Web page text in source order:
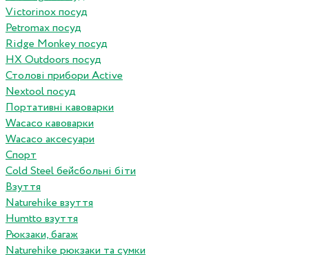
Victorinox посуд
Petromax посуд
Ridge Monkey посуд
HX Outdoors посуд
Столові прибори Active
Nextool посуд
Портативні кавоварки
Wacaco кавоварки
Wacaco аксесуари
Спорт
Cold Steel бейсбольні біти
Взуття
Naturehike взуття
Humtto взуття
Рюкзаки, багаж
Naturehike рюкзаки та сумки